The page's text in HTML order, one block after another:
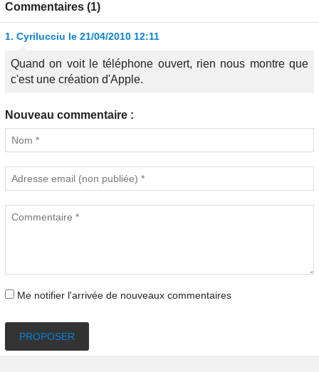
Commentaires (1)
1. Cyrilucciu le 21/04/2010 12:11
Quand on voit le téléphone ouvert, rien nous montre que
c'est une création d'Apple.
Nouveau commentaire :
Me notifier l'arrivée de nouveaux commentaires
PROPOSER